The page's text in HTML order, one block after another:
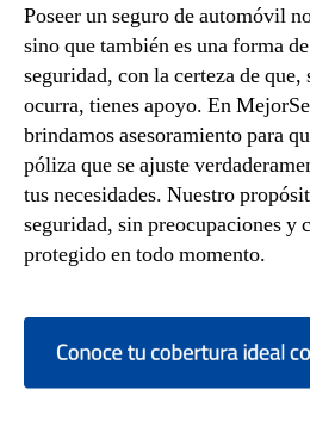
Poseer un seguro de automóvil
sino que también es una forma
seguridad, con la certeza de
ocurra, tienes apoyo. En
brindamos asesoramiento para
póliza que se ajuste
tus necesidades. Nuestro
seguridad, sin preocupaciones y
protegido en todo momento.